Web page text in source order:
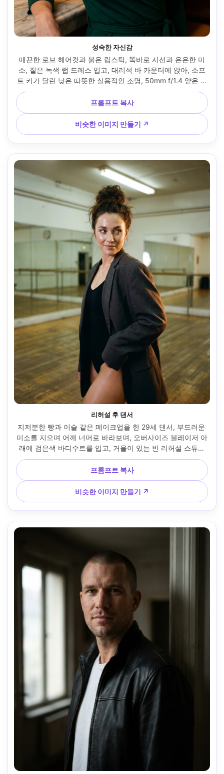
성숙한 자신감
매끈한 로브 헤어컷과 붉은 립스틱, 똑바로 시선과 은은한 미
소, 짙은 녹색 랩 드레스 입고, 대리석 바 카운터에 앉아, 소프
트 키가 달린 낮은 따뜻한 실용적인 조명, 50mm f/1.4 얕은 깊
이, 3/4 초상화, 당당한 매혹적인 무드, 현실적인 피부 결과와
미세한 라인, 자연스러운 그림자, 시네마틱 그레이드, 날카로
운 초점 --ar 4:5
프롬프트 복사
비슷한 이미지 만들기 ↗
리허설 후 댄서
지저분한 빵과 이슬 같은 메이크업을 한 29세 댄서, 부드러운
미소를 지으며 어깨 너머로 바라보며, 오버사이즈 블레이저 아
래에 검은색 바디수트를 입고, 거울이 있는 빈 리허설 스튜디
오 내부, 따뜻한 림 라이트가 섞인 오버헤드 형광, 35mm
f/1.8, 하프 바디 프레임, 땀 시크한 관능적인 무드, 사실적인
피부와 원단 질감, 산뜻한 디테일, 고해상도 --ar 4:5
프롬프트 복사
비슷한 이미지 만들기 ↗